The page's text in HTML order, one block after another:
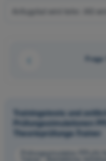
Anflugpfad wird tiefer. IAS
Trainingstests und
Prüfungssimulationen
Theorieprüfungs-Trainer
Prüfungssimulation PPL(H)